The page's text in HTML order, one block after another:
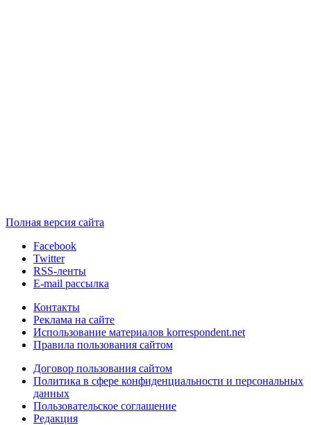
Полная версия сайта
Facebook
Twitter
RSS-ленты
E-mail рассылка
Контакты
Реклама на сайте
Использование материалов korrespondent.net
Правила пользования сайтом
Договор пользования сайтом
Политика в сфере конфиденциальности и персональных
данных
Пользовательское соглашение
Редакция